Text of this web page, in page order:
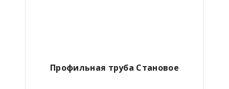
Профильная труба Становое